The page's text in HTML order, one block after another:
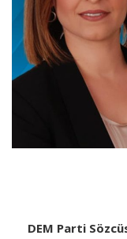
DEM Parti